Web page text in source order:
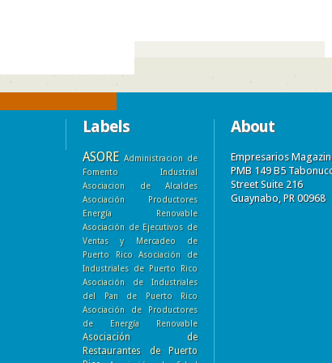
Labels
ASORE Administracion de
Fomento Industrial
Asociacion de Alcaldes
Asociación Productores
Energía Renovable
Asociación de Ejecutivos de
Ventas y Mercadeo de
Puerto Rico
Asociación de
Industriales de Puerto Rico
Asociación de Industriales
del Pan de Puerto Rico
Asociación de Productores
de Energía Renovable
Asociación de
Restaurantes de Puerto
About
Empresarios
PMB 149 B5
Street Suite 216
Guaynabo, PR 00968